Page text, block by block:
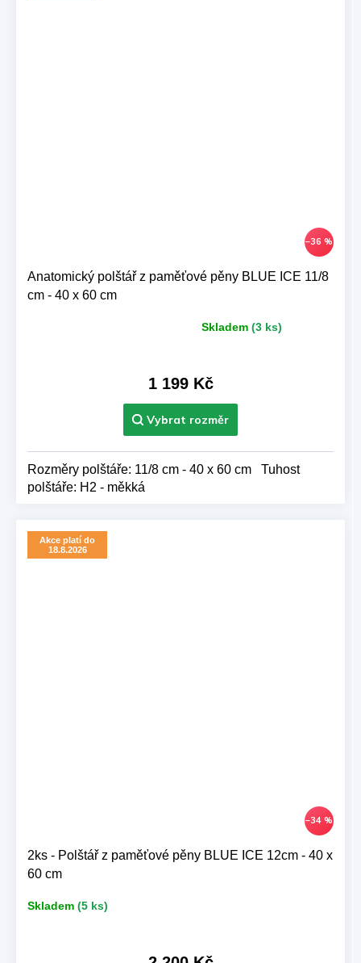
–36 %
Anatomický polštář z paměťové pěny BLUE ICE 11/8
cm - 40 x 60 cm
Skladem (3 ks)
1 199 Kč
Rozměry polštáře: 11/8 cm - 40 x 60 cm Tuhost
polštáře: H2 - měkká
Akce platí do
18.8.2026
–34 %
2ks - Polštář z paměťové pěny BLUE ICE 12cm - 40 x
60 cm
Skladem (5 ks)